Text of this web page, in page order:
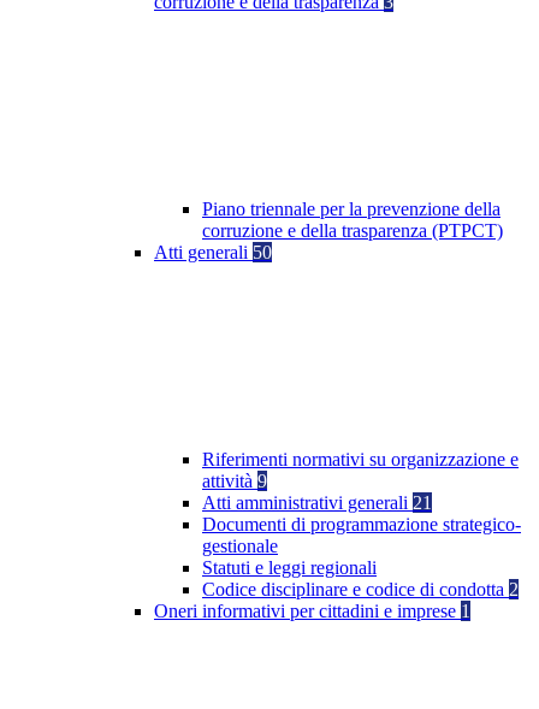
Piano triennale per la prevenzione della
corruzione e della trasparenza (PTPCT)
Atti generali 50
Riferimenti normativi su organizzazione e
attività 9
Atti amministrativi generali 21
Documenti di programmazione strategico-
gestionale
Statuti e leggi regionali
Codice disciplinare e codice di condotta 2
Oneri informativi per cittadini e imprese 1